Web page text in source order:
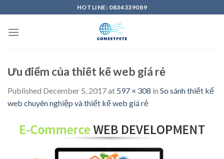
content
HOTLINE: 0834339089
Ưu điểm của thiết kế web giá rẻ
Published December 5, 2017at 597 × 308 in So sánh thiết kế
web chuyên nghiệp và thiết kế web giá rẻ